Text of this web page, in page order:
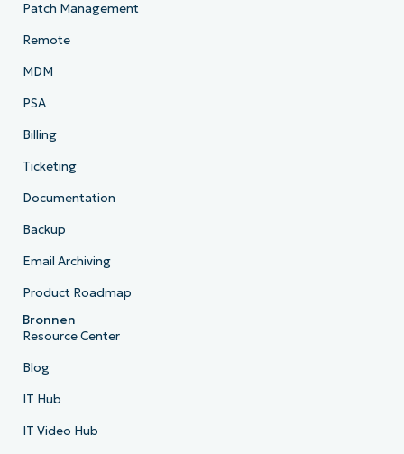
Patch Management
Remote
MDM
PSA
Billing
Ticketing
Documentation
Backup
Email Archiving
Product Roadmap
Bronnen
Resource Center
Blog
IT Hub
IT Video Hub